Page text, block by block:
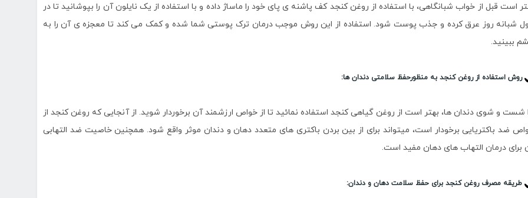
است قبل از خواب شبانگاهی، با استفاده از روغن کنجد کف پاشنه ی پای خود را ماساژ داده و با استفاده از یک نایلون آن را بپوشانید تا در
شبانه روز عرق کرده و جذب پوست شود. استفاده از این روش موجب درمان ترک پوستی شما شده و کمک می کند تا معجزه ی آن را به
ببینید.
روش استفاده از روغن کنجد به منظورحفظ سلامتی دندان ها:
شست و شوی دندان ها، بهتر است از روغن گیاهی کنجد استفاده نمائید تا از خواص ارزشمند آن برخوردار شوید. از آنجایی که روغن کنجد از
ضد باکتریایی برخودار است، میتواند برای از بین بردن باکتری های متعدد دهان و دندان موثر واقع شود. همچنین خاصیت ضد التهابی
برای درمان التهاب های دهان مفید است.
طریقه مصرف روغن کنجد برای حفظ سلامت دهان و دندان: